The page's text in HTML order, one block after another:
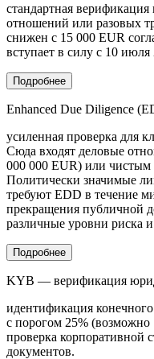
стандартная
отношений или разовых
снижен с 15 000 EUR
вступает в силу с 10 июля
Подробнее
Enhanced Due Diligence
усиленная проверка для
Сюда входят деловые
000 000 EUR) или чистым
Политически значимые
требуют EDD в течение
прекращения публичной
различные уровни риска
Подробнее
KYB — верификация
идентификация
с порогом 25% (возможно
проверка корпоративной
документов.